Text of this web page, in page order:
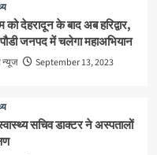
देहरादून के बाद अब हरिद्वार,
जनपद में चलेगा महाअभियान
न्यूज
September 13, 2023
सचिव डाक्टर ने अस्पतालों